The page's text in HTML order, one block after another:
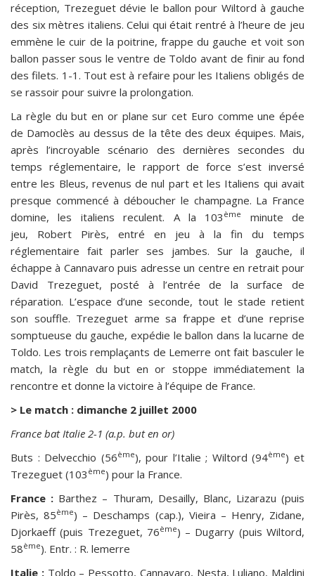
réception, Trezeguet dévie le ballon pour Wiltord à gauche
des six mètres italiens. Celui qui était rentré à l’heure de jeu
emmène le cuir de la poitrine, frappe du gauche et voit son
ballon passer sous le ventre de Toldo avant de finir au fond
des filets. 1-1. Tout est à refaire pour les Italiens obligés de
se rassoir pour suivre la prolongation.
La règle du but en or plane sur cet Euro comme une épée
de Damoclès au dessus de la tête des deux équipes. Mais,
après l’incroyable scénario des dernières secondes du
temps réglementaire, le rapport de force s’est inversé
entre les Bleus, revenus de nul part et les Italiens qui avait
presque commencé à déboucher le champagne. La France
domine, les italiens reculent. A la 103 ème
minute de
jeu, Robert Pirès, entré en jeu à la fin du temps
réglementaire fait parler ses jambes. Sur la gauche, il
échappe à Cannavaro puis adresse un centre en retrait pour
David Trezeguet, posté à l’entrée de la surface de
réparation. L’espace d’une seconde, tout le stade retient
son souffle. Trezeguet arme sa frappe et d’une reprise
somptueuse du gauche, expédie le ballon dans la lucarne de
Toldo. Les trois remplaçants de Lemerre ont fait basculer le
match, la règle du but en or stoppe immédiatement la
rencontre et donne la victoire à l’équipe de France.
> Le match : dimanche 2 juillet 2000
France bat Italie 2-1 (a.p. but en or)
Buts : Delvecchio (56ème), pour l’Italie ; Wiltord (94ème) et
Trezeguet (103 ème) pour la France.
France : Barthez – Thuram, Desailly, Blanc, Lizarazu (puis
Pirès, 85ème) – Deschamps (cap.), Vieira – Henry, Zidane,
Djorkaeff (puis Trezeguet, 76ème) – Dugarry (puis Wiltord,
58ème). Entr. : R. lemerre
Italie :Toldo – Pessotto, Cannavaro, Nesta, Luliano, Maldini